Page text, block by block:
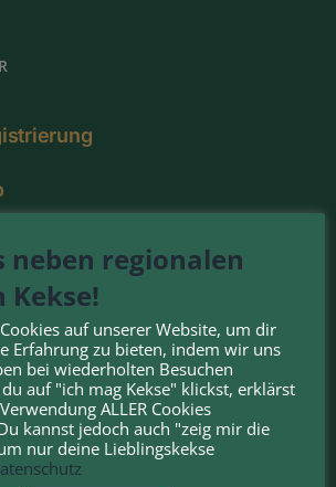
neben regionalen
Kekse!
auf unserer Website, um dir
Erfahrung zu bieten, indem wir uns
bei wiederholten Besuchen
auf "ich mag Kekse" klickst, erklärst
ALLER Cookies
kannst jedoch auch "zeig mir die
nur deine Lieblingskekse